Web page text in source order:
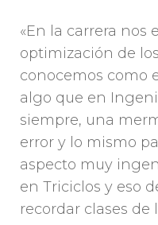
«En la carrera nos
optimización de
conocemos como
algo que en
siempre, una
error y lo mismo
aspecto muy
en Triciclos y eso
recordar clases de